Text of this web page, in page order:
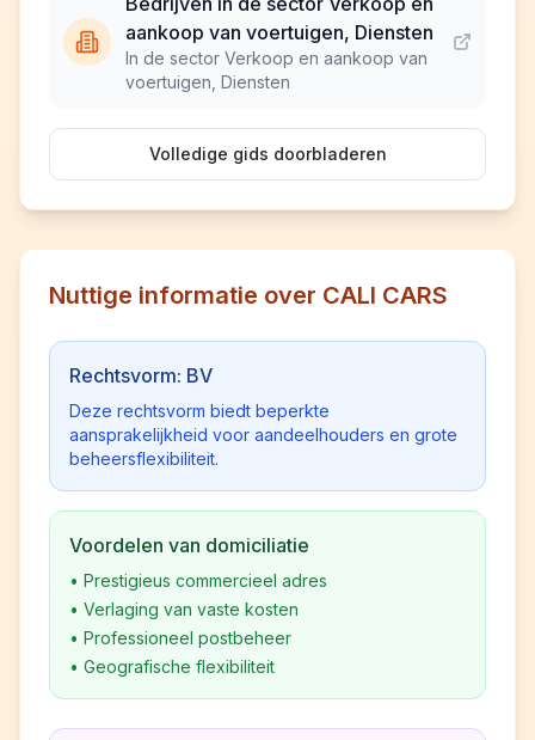
aankoop van voertuigen, Diensten
In de sector Verkoop en aankoop van
voertuigen, Diensten
Volledige gids doorbladeren
Nuttige informatie over CALI CARS
Rechtsvorm: BV
Deze rechtsvorm biedt beperkte
aansprakelijkheid voor aandeelhouders en grote
beheersflexibiliteit.
Voordelen van domiciliatie
• Prestigieus commercieel adres
• Verlaging van vaste kosten
• Professioneel postbeheer
• Geografische flexibiliteit